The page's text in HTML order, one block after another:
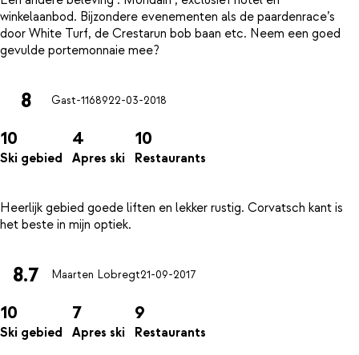
winkelaanbod. Bijzondere evenementen als de paardenrace’s
door White Turf, de Crestarun bob baan etc. Neem een goed
8 Gast-1168922-03-2018
10
Ski gebied
4
Apres ski
10
Restaurants
Heerlijk gebied goede liften en lekker rustig. Corvatsch kant is
8.7 Maarten Lobregt21-09-2017
10
Ski gebied
7
Apres ski
9
Restaurants